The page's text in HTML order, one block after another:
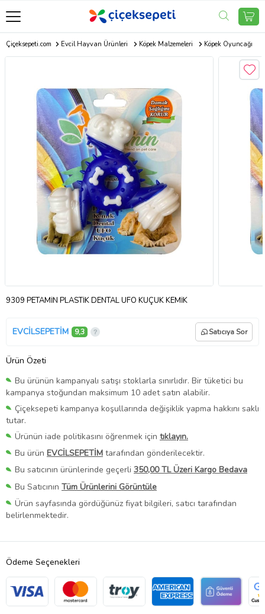
Çiçeksepeti.com Evcil Hayvan Ürünleri Köpek Malzemeleri Köpek Oyuncağı
9309 PETAMİN PLASTİK DENTAL UFO KÜÇÜK KEMİK
EVCİLSEPETİM 9,3 Satıcıya Sor
Ürün Özeti
Bu ürünün kampanyalı satışı stoklarla sınırlıdır. Bir tüketici bu
kampanya stoğundan maksimum 10 adet satın alabilir.
Çiçeksepeti kampanya koşullarında değişiklik yapma hakkını saklı
tutar.
Ürünün iade politikasını öğrenmek için tıklayın.
Bu ürün EVCİLSEPETİM tarafından gönderilecektir.
Bu satıcının ürünlerinde geçerli 350,00 TL Üzeri Kargo Bedava
Bu Satıcının Tüm Ürünlerini Görüntüle
Ürün sayfasında gördüğünüz fiyat bilgileri, satıcı tarafından
belirlenmektedir.
Ödeme Seçenekleri